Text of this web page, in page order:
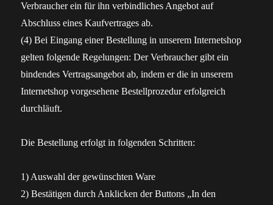
Verbraucher ein für ihn verbindliches Angebot auf
Abschluss eines Kaufvertrages ab.
(4) Bei Eingang einer Bestellung in unserem Internetshop
gelten folgende Regelungen: Der Verbraucher gibt ein
bindendes Vertragsangebot ab, indem er die in unserem
Internetshop vorgesehene Bestellprozedur erfolgreich
durchläuft.
Die Bestellung erfolgt in folgenden Schritten:
1) Auswahl der gewünschten Ware
2) Bestätigen durch Anklicken der Buttons „In den